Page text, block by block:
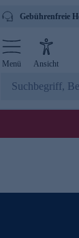
Gebührenfreie
Menü Ansicht